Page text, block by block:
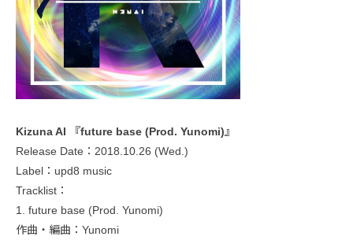
Kizuna AI 『future base (Prod. Yunomi)』
Release Date：2018.10.26 (Wed.)
Label：upd8 music
Tracklist：
1. future base (Prod. Yunomi)
作曲・編曲：Yunomi